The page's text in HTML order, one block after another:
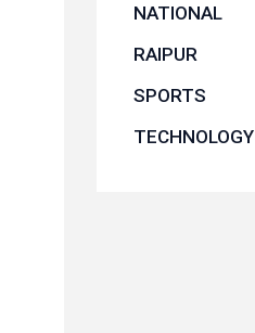
NATIONAL
RAIPUR
SPORTS
TECHNOLOGY